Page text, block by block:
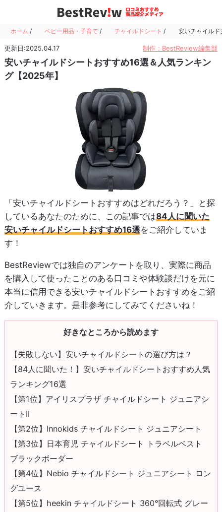
ホーム / ベビー用品・子育て / チャイルドシート / 安いチャイル
更新日:2025.04.17 制作：BestReview編集部
安いチャイルドシートおすすめ16選＆人気ランキン
グ【2025年】
「安いチャイルドシートおすすめはどれだろう？」と探
しているあなたのために、この記事では84人に聞いた
安いチャイルドシートおすすめ16選をご紹介していま
す！
BestReviewでは独自のアンケートを取り、実際に商品
を購入して使ったことのある口コミや体験談だけを元に
本当に信用できる安いチャイルドシートおすすめをご紹
介していきます。是非参考にしてみてくださいね！
好きなところから読めます
【失敗しない】安いチャイルドシートの選び方は？
【84人に聞いた！】安いチャイルドシートおすすめ人気
ランキング16選
【第1位】アイリスプラザ チャイルドシート ジュニアシ
ートII
【第2位】Innokids チャイルドシート ジュニアシート
【第3位】日本育児 チャイルドシート トラベルベスト
ブラックボーダー
【第4位】Nebio チャイルドシート ジュニアシート ロン
グユース
【第5位】heekin チャイルドシート 360°回転式 グレー